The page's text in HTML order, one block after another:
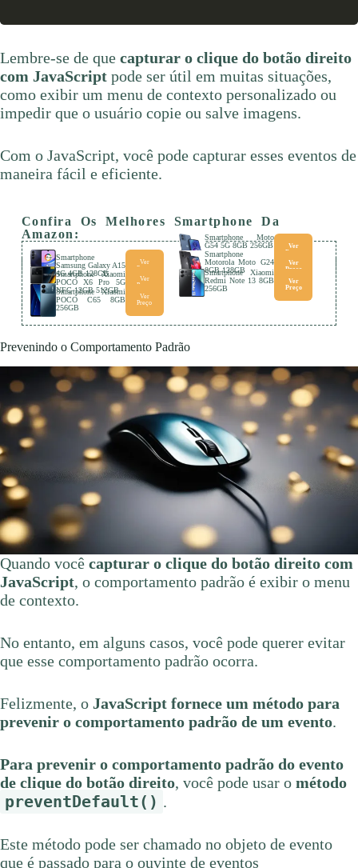
Lembre-se de que capturar o clique do botão direito
com JavaScript pode ser útil em muitas situações,
como exibir um menu de contexto personalizado ou
impedir que o usuário copie ou salve imagens.
Com o JavaScript, você pode capturar esses eventos de
maneira fácil e eficiente.
Confira Os Melhores Smartphone Da
Amazon:
Smartphone
Samsung Galaxy A15
4G 4GB 128GB
Ver
Preço
Smartphone Moto
G54 5G 8GB 256GB
Ver
Preço
Smartphone Xiaomi
POCO X6 Pro 5G
NFC 12GB 512GB
Ver
Preço
Smartphone
Motorola Moto G24
8GB 128GB
Ver
Preço
Smartphone Xiaomi
POCO C65 8GB
256GB
Ver
Preço
Smartphone Xiaomi
Redmi Note 13 8GB
256GB
Ver
Preço
Prevenindo o Comportamento Padrão
Quando você capturar o clique do botão direito com
JavaScript, o comportamento padrão é exibir o menu
de contexto.
No entanto, em alguns casos, você pode querer evitar
que esse comportamento padrão ocorra.
Felizmente, o JavaScript fornece um método para
prevenir o comportamento padrão de um evento.
Para prevenir o comportamento padrão do evento
de clique do botão direito, você pode usar o método
preventDefault() .
Este método pode ser chamado no objeto de evento
que é passado para o ouvinte de eventos